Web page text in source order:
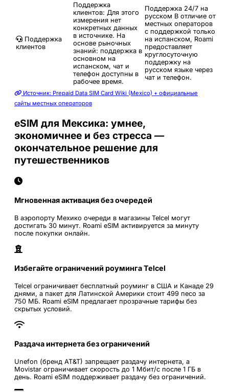
Поддержка
клиентов
Поддержка
клиентов: Для этого
измерения нет
конкретных данных
в источнике. На
основе рыночных
знаний: поддержка в
основном на
испанском, чат и
телефон доступны в
рабочее время.
Поддержка 24/7 на
русском В отличие от
местных операторов
с поддержкой только
на испанском, Roami
предоставляет
круглосуточную
поддержку на
русском языке через
чат и телефон.
Источник: Prepaid Data SIM Card Wiki (Mexico) + официальные
сайты местных операторов
eSIM для Мексика: умнее,
экономичнее и без стресса —
окончательное решение для
путешественников
Мгновенная активация без очередей
В аэропорту Мехико очереди в магазины Telcel могут
достигать 30 минут. Roami eSIM активируется за минуту
после покупки онлайн.
Избегайте ограничений роуминга Telcel
Telcel ограничивает бесплатный роуминг в США и Канаде 29
днями, а пакет для Латинской Америки стоит 499 песо за
750 МБ. Roami eSIM предлагает прозрачные тарифы без
скрытых условий.
Раздача интернета без ограничений
Unefon (бренд AT&T) запрещает раздачу интернета, а
Movistar ограничивает скорость до 1 Мбит/с после 1 ГБ в
день. Roami eSIM поддерживает раздачу без ограничений.